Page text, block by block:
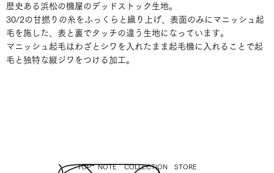
歴史ある浜松の機屋のデッドストック生地。
30/2の甘撚りの糸をふっくらと織り上げ、表面のみにマニッシュ起
毛を施した、表と裏でタッチの違う生地になっています。
マニッシュ起毛はわざとシワを入れたまま起毛機に入れることで起
毛と独特な縦ジワをつける加工。
TOP NOTE COLLECTION STORE